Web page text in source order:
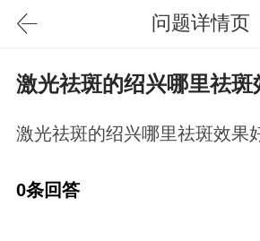
问题详情页
激光祛斑的绍兴哪里祛斑
激光祛斑的绍兴哪里祛斑效果
0条回答